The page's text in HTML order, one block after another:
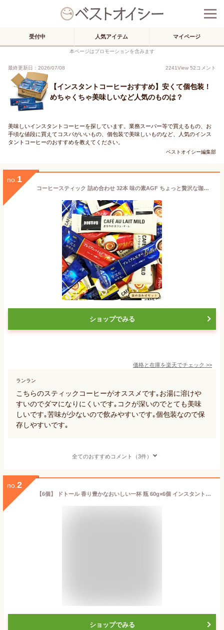
受付中 人気アイテム マイページ
本ページはプロモーションを含みます
最終更新日：2026/07/08 2241View 52コメント
【インスタントコーヒーおすすめ】安くて個包装！
めちゃくちゃ美味しいなど人気のものは？
美味しいインスタントコーヒーを探しています。業務スーパー等で買えるもの、お
手頃な値段に買えてコスパがいいもの、個包装で美味しいものなど、人気のインス
タントコーヒーのおすすめを教えてください。
ベストオイシー編集部
no. 1
コーヒースティック 詰め合わせ 32本 味の素AGF ちょっと贅沢な珈琲店 ドトール おいしい まろやかカフェ・オ・レ 【袋詰め箱なし】 インスタント コーヒー セット 珈琲 カフェオレ メール便 送料無料 ビター マイルド ブレンド インスタントコーヒー
ショップでみる
価格と在庫を楽天でチェック >>
ランラン
こちらのスティックコーヒーがオススメです｡お湯に溶けや
すいのでダマになりにくいです｡コクが深いのでとても美味
しいです｡苦味が少ないので飲みやすいです｡個包装なので保
存しやすいです｡
全てのおすすめコメント（3件）
no. 2
【6個】 ドトール 香り豊かなおいしい一杯 瓶 60g×6個 インスタントコーヒー 【北海道・沖縄・離島配送不可】
ショップでみる